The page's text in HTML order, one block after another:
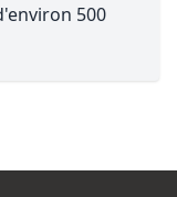
500